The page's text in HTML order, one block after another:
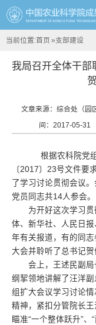
当前位置:首页 »支部建设
我局召开全体干部
文章来源：综合处（园
间：2017-05-31
根据农科院党组
〔2017〕23号文件要
了学习讨论贯彻会议
党员同志共14人参会。
为开好这次学习贯
体、新华社、人民日
年有关报道，有的同
大会并聆听了总书记贺
会上，王述民副局
纲挈领地讲解了汪洋
组扩大会议学习讨论
精神，紧扣分管院长王
瞄准“一个整体跃升”、